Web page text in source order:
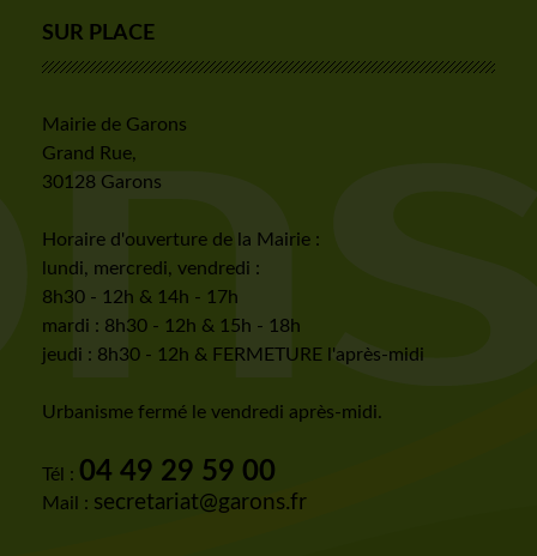
SUR PLACE
Mairie de Garons
Grand Rue,
30128 Garons
Horaire d'ouverture de la Mairie :
lundi, mercredi, vendredi :
8h30 - 12h & 14h - 17h
mardi : 8h30 - 12h & 15h - 18h
jeudi : 8h30 - 12h & FERMETURE l'après-midi
Urbanisme fermé le vendredi après-midi.
Tél : 04 49 29 59 00
Mail : secretariat@garons.fr